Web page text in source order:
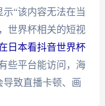
“该内容无法在当
世界杯相关的短视
日本看抖音世界杯
些平台能访问，海
致直播卡顿、画